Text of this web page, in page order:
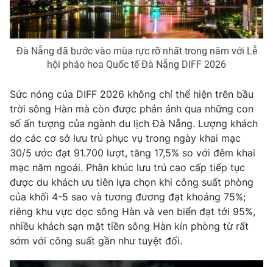
Tư vấn
Chuyên mục khác
Emagazine Podcast
Video Shorts video
VTV Money VTV Thể thao
VTV Sức khoẻ Bất động sản
Thị trường 24h Tấm lòng Việt
VTV4 Vươn mình bằng AI
Đà Nẵng đã bước vào mùa rực rỡ nhất trong năm với Lễ
hội pháo hoa Quốc tế Đà Nẵng DIFF 2026
Sức nóng của DIFF 2026 không chỉ thể hiện trên bầu
trời sông Hàn mà còn được phản ánh qua những con
số ấn tượng của ngành du lịch Đà Nẵng. Lượng khách
do các cơ sở lưu trú phục vụ trong ngày khai mạc
30/5 ước đạt 91.700 lượt, tăng 17,5% so với đêm khai
mạc năm ngoái. Phân khúc lưu trú cao cấp tiếp tục
được du khách ưu tiên lựa chọn khi công suất phòng
của khối 4-5 sao và tương đương đạt khoảng 75%;
riêng khu vực dọc sông Hàn và ven biển đạt tới 95%,
nhiều khách sạn mặt tiền sông Hàn kín phòng từ rất
sớm với công suất gần như tuyệt đối.